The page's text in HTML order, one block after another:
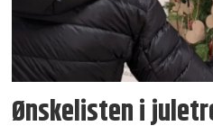
Ønskelisten i